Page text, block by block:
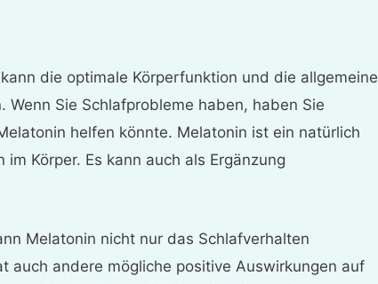
die optimale Körperfunktion und die allgemeine
Wenn Sie Schlafprobleme haben, haben Sie
helfen könnte. Melatonin ist ein natürlich
Körper. Es kann auch als Ergänzung
Melatonin nicht nur das Schlafverhalten
auch andere mögliche positive Auswirkungen auf